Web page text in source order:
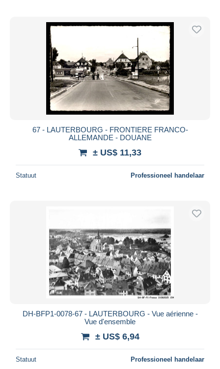
67 - LAUTERBOURG - FRONTIERE FRANCO-
ALLEMANDE - DOUANE
± US$ 11,33
Statuut Professioneel handelaar
DH-BFP1-0078-67 - LAUTERBOURG - Vue aérienne -
Vue d'ensemble
± US$ 6,94
Statuut Professioneel handelaar